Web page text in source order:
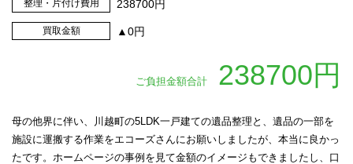
整理・片付け費用 238700円
買取金額 ▲0円
ご負担金額合計 238700円
母の他界に伴い、川越町の5LDK一戸建ての遺品整理と、遺品の一部を
施設に運搬する作業をエコーズさんにお願いしましたが、本当に良かっ
たです。ホームページの事例を見て金額のイメージもできましたし、口